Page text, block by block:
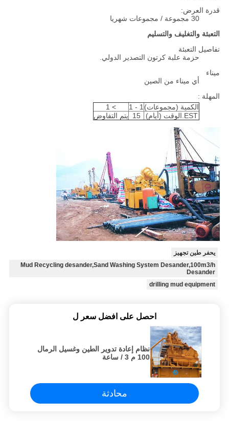
قدرة العرض:
30 مجموعة / مجموعات شهريا
التعبئة والتغليف والتسليم
تفاصيل التعبئة
حزمة علبة كرتون التصدير الدولي.
ميناء
أي ميناء من الصين
المهلة :
الكمية (مجموعات)1 - 1
> 1
EST.الوقت (أيام)
15 يتم التفاوض
يحفر طين تجهيز
Mud Recycling desander,Sand Washing System Desander,100m3/h
Desander
drilling mud equipment
احصل على افضل سعر ل
نظام إعادة تدوير الطين وغسيل الرمال
100 م 3 / ساعة
محادثة